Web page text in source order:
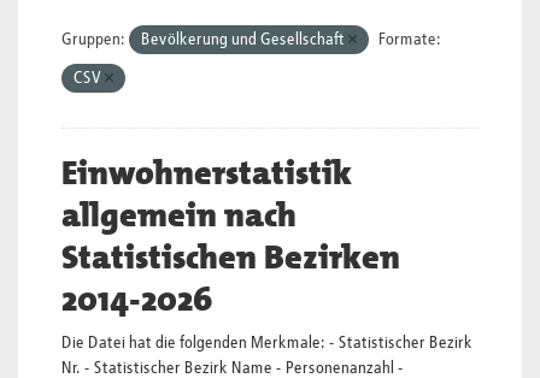
Gruppen: Bevölkerung und Gesellschaft Formate:
CSV
Einwohnerstatistik
allgemein nach
Statistischen Bezirken
2014-2026
Die Datei hat die folgenden Merkmale: - Statistischer Bezirk
Nr. - Statistischer Bezirk Name - Personenanzahl -